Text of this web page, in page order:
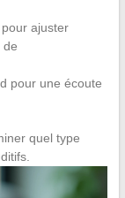
ajuster
de
pour une écoute
quel type